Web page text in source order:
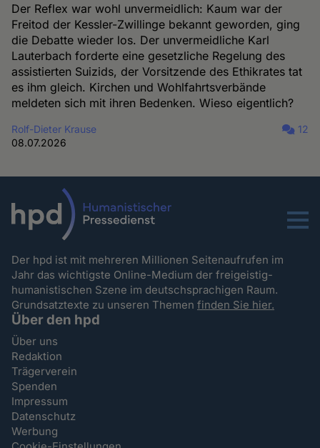
Der Reflex war wohl unvermeidlich: Kaum war der
Freitod der Kessler-Zwillinge bekannt geworden, ging
die Debatte wieder los. Der unvermeidliche Karl
Lauterbach forderte eine gesetzliche Regelung des
assistierten Suizids, der Vorsitzende des Ethikrates tat
es ihm gleich. Kirchen und Wohlfahrtsverbände
meldeten sich mit ihren Bedenken. Wieso eigentlich?
Rolf-Dieter Krause
08.07.2026
12
Menu
Der hpd ist mit mehreren Millionen Seitenaufrufen im
Jahr das wichtigste Online-Medium der freigeistig-
humanistischen Szene im deutschsprachigen Raum.
Grundsatztexte zu unseren Themenfinden Sie hier.
Über den hpd
Über uns
Redaktion
Trägerverein
Spenden
Impressum
Datenschutz
Werbung